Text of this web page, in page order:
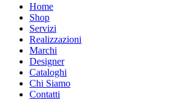
Home
Shop
Servizi
Realizzazioni
Marchi
Designer
Cataloghi
Chi Siamo
Contatti